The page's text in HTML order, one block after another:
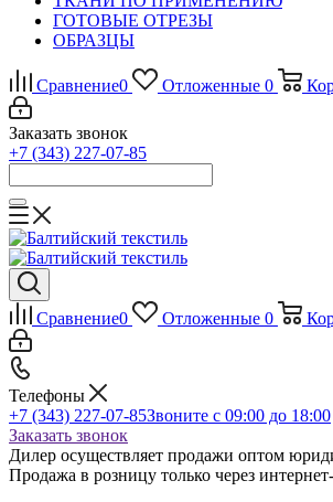
ГОТОВЫЕ ОТРЕЗЫ
ОБРАЗЦЫ
Сравнение0 Отложенные 0
Заказать звонок
+7 (343) 227-07-85
Сравнение0 Отложенные 0
Телефоны
+7 (343) 227-07-85Звоните с 09:00 до 18:00
Заказать звонок
Дилер осуществляет продажи оптом
Продажа в розницу только через